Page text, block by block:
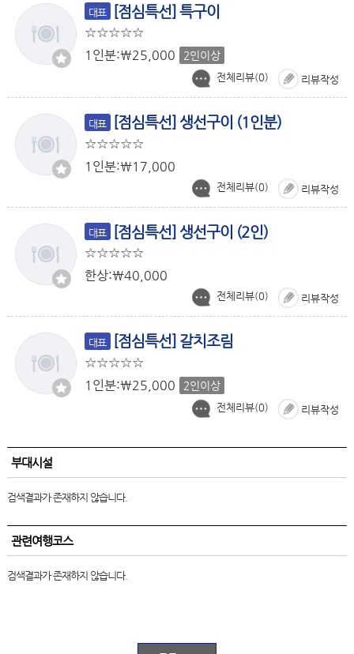
대표 [점심특선] 특구이
1인분:￦25,000 2인이상
리뷰작성
전체리뷰(0)
대표 [점심특선] 생선구이 (1인분)
1인분:￦17,000
리뷰작성
전체리뷰(0)
대표 [점심특선] 생선구이 (2인)
한상:￦40,000
리뷰작성
전체리뷰(0)
대표 [점심특선] 갈치조림
1인분:￦25,000 2인이상
리뷰작성
전체리뷰(0)
부대시설
검색결과가 존재하지 않습니다.
관련여행코스
검색결과가 존재하지 않습니다.